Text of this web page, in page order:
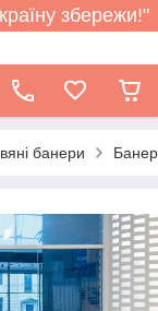
збережи!"
банери